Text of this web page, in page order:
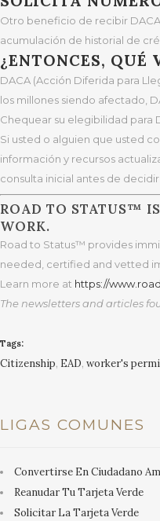
Otro beneficio de recibir
acumulación de historial de
¿ENTONCES, QUÉ
DACA (Acción Diferida para
los millones siendo afectado,
Chequear su elegibilidad para
Si usted o alguien que usted
información y recursos
consulta inicial antes de
ROAD TO STATUS™
WORK.
Road to Status™ provides
needed, certified and vetted
Learn more at https://
The newsletters and articles
Tags:
Citizenship, EAD, worker's
LIGAS COMUNES
Convertirse En Ciudadano
Reanudar Tu Tarjeta Verde
Solicitar La Tarjeta Verde